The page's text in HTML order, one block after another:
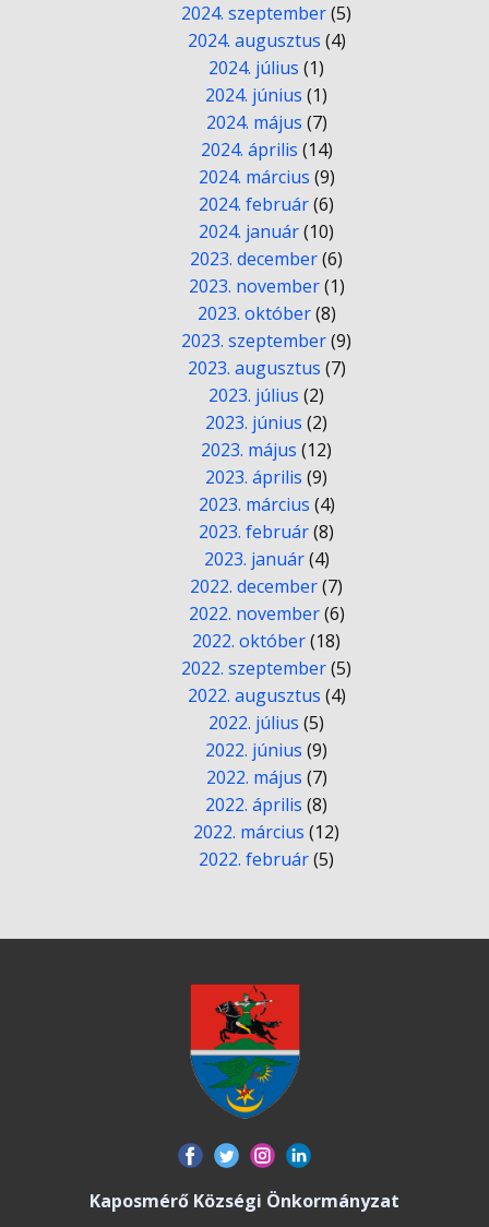
2024. szeptember(5)
2024. augusztus (4)
2024. július (1)
2024. június (1)
2024. május (7)
2024. április (14)
2024. március (9)
2024. február(6)
2024. január(10)
2023. december(6)
2023. november(1)
2023. október(8)
2023. szeptember(9)
2023. augusztus (7)
2023. július (2)
2023. június (2)
2023. május (12)
2023. április (9)
2023. március (4)
2023. február(8)
2023. január(4)
2022. december(7)
2022. november(6)
2022. október(18)
2022. szeptember(5)
2022. augusztus (4)
2022. július (5)
2022. június (9)
2022. május (7)
2022. április (8)
2022. március (12)
2022. február(5)
Kaposmérő Községi Önkormányzat